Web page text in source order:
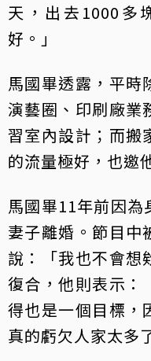
天，出去1000多
好。」
馬國畢透露，平時
演藝圈、印刷廠業
習室內設計；而搬
的流量極好，也邀
馬國畢11年前因為
妻子離婚。節目中
說：「我也不會想
復合，他則表示：
得也是一個目標，
真的虧欠人家太多